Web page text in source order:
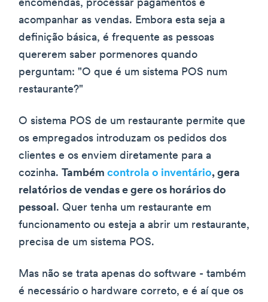
encomendas, processar pagamentos e
acompanhar as vendas. Embora esta seja a
definição básica, é frequente as pessoas
quererem saber pormenores quando
perguntam: "O que é um sistema POS num
restaurante?"
O sistema POS de um restaurante permite que
os empregados introduzam os pedidos dos
clientes e os enviem diretamente para a
cozinha. Também controla o inventário, gera
relatórios de vendas e gere os horários do
pessoal. Quer tenha um restaurante em
funcionamento ou esteja a abrir um restaurante,
precisa de um sistema POS.
Mas não se trata apenas do software - também
é necessário o hardware correto, e é aí que os